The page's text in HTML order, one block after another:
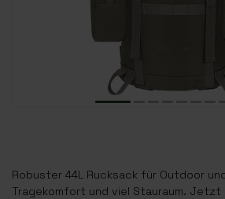
Robuster 44L Rucksack für Outdoor
Tragekomfort und viel Stauraum.